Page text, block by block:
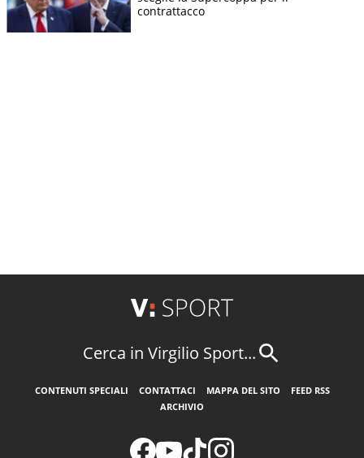
contrattacco
Cerca in Virgilio Sport...
CONTENUTI SPECIALI CONTATTACI MAPPA DEL SITO
FEED RSS
ARCHIVIO